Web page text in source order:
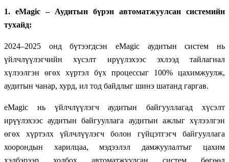
1. eMagic – Аудитын бүрэн автоматжуулсан системийн
тухайд:
2024–2025 онд бүтээгдсэн eMagic аудитын систем нь
үйлчлүүлэгчийн хүсэлт ирүүлэхээс эхлээд тайлагнал
хүлээлгэн өгөх хүртэл бүх процессыг 100% цахимжуулж,
аудитын чанар, хурд, ил тод байдлыг шинэ шатанд гаргав.
eMagic нь үйлчлүүлэгч аудитын байгууллагад хүсэлт
ирүүлэхээс аудитын байгууллага аудитын ажлыг хүлээлгэн
өгөх хүртэлх үйлчлүүлэгч болон гүйцэтгэгч байгууллага
хоорондын харилцаа, мэдээлэл дамжуулалтыг цахим
хэлбэрээр холбох автоматжуулсан систем бөгөөд